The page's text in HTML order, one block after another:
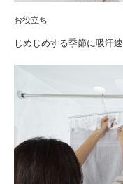
お役立ち
じめじめする季節に吸汗